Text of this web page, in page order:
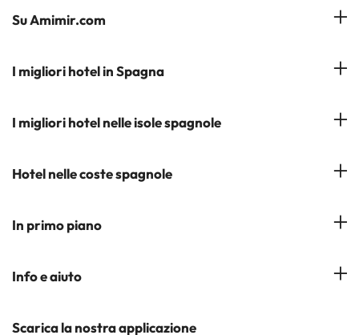
Su Amimir.com
Il Nostro Team
Iscrivetevi alla nostra newsletter
I migliori hotel in Spagna
Hotel a Salou
Hotel a Cádiz
I migliori hotel nelle isole spagnole
Hotel a Tenerife
Hotel a Maiorca
Hotel nelle coste spagnole
Costa del Sol
Costa Brava
In primo piano
Hotel nelle città più popolari
Info e aiuto
Contattaci
Scarica la nostra applicazione